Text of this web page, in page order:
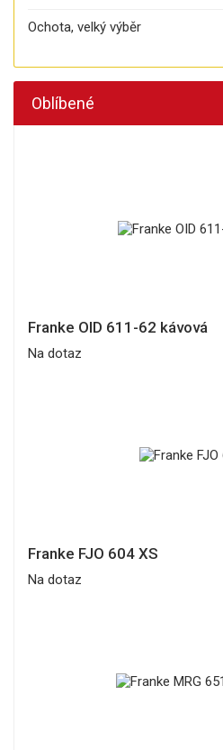
Ochota, velký výběr
Oblíbené
Franke OID 611-62 kávová
Na dotaz
Franke FJO 604 XS
Na dotaz